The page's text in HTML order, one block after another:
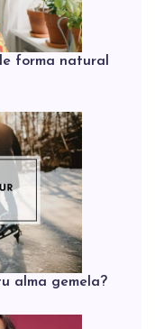
forma natural
alma gemela?